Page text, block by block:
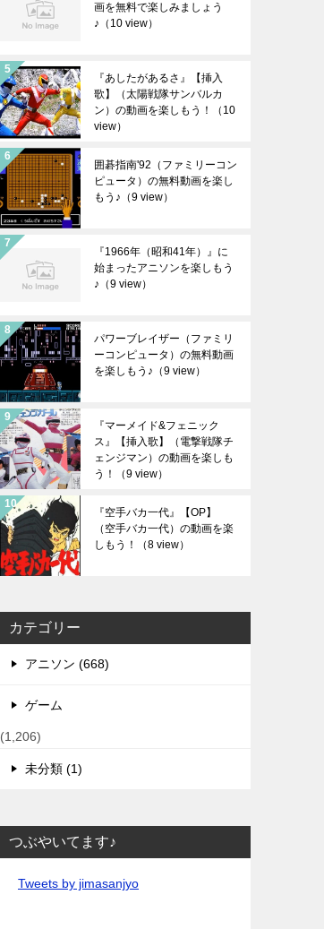
画を無料で楽しみましょう
♪ （10 view）
『あしたがあるさ』【挿入
歌】（太陽戦隊サンバルカ
ン）の動画を楽しもう！
（10
view）
囲碁指南'92（ファミリーコン
ピュータ）の無料動画を楽し
もう♪ （9 view）
『1966年（昭和41年）』に
始まったアニソンを楽しもう
♪ （9 view）
パワーブレイザー（ファミリ
ーコンピュータ）の無料動画
を楽しもう♪ （9 view）
『マーメイド&フェニック
ス』【挿入歌】（電撃戦隊チ
ェンジマン）の動画を楽しも
う！
（9 view）
『空手バカ一代』【OP】
（空手バカ一代）の動画を楽
しもう！
（8 view）
カテゴリー
アニソン (668)
ゲーム
(1,206)
未分類 (1)
つぶやいてます♪
Tweets by jimasanjyo